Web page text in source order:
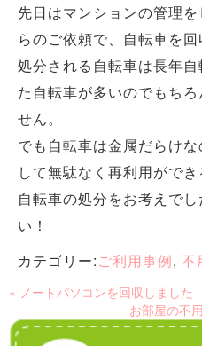
先日はマンションの管理
らのご依頼で、自転車を回
処分される自転車は長年
た自転車が多いのでもち
せん。
でも自転車は金属だらけ
して無駄なく再利用ができ
自転車の処分をお考えで
い！
カテゴリー:ご利用事例, 不
« ノートパソコンを回収しました
お部屋の不